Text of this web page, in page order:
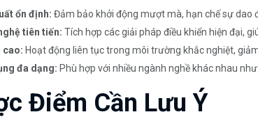
ổn định: Đảm bảo khởi động mượt mà, hạn chế sự dao
tiên tiến: Tích hợp các giải pháp điều khiển hiện đại,
cao: Hoạt động liên tục trong môi trường khắc nghiệt,
đa dạng: Phù hợp với nhiều ngành nghề khác nhau
Điểm Cần Lưu Ý